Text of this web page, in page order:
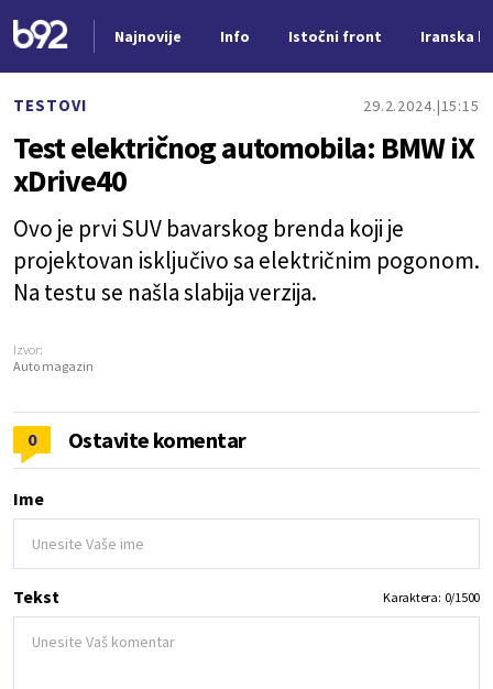
Najnovije Info Istočni front Iranska
TESTOVI 29.2.2024. 15:15
Test električnog automobila: BMW iX
xDrive40
Ovo je prvi SUV bavarskog brenda koji je
projektovan isključivo sa električnim pogonom.
Na testu se našla slabija verzija.
Izvor:
Auto magazin
0 Ostavite komentar
Ime
Tekst Karaktera: 0/1500